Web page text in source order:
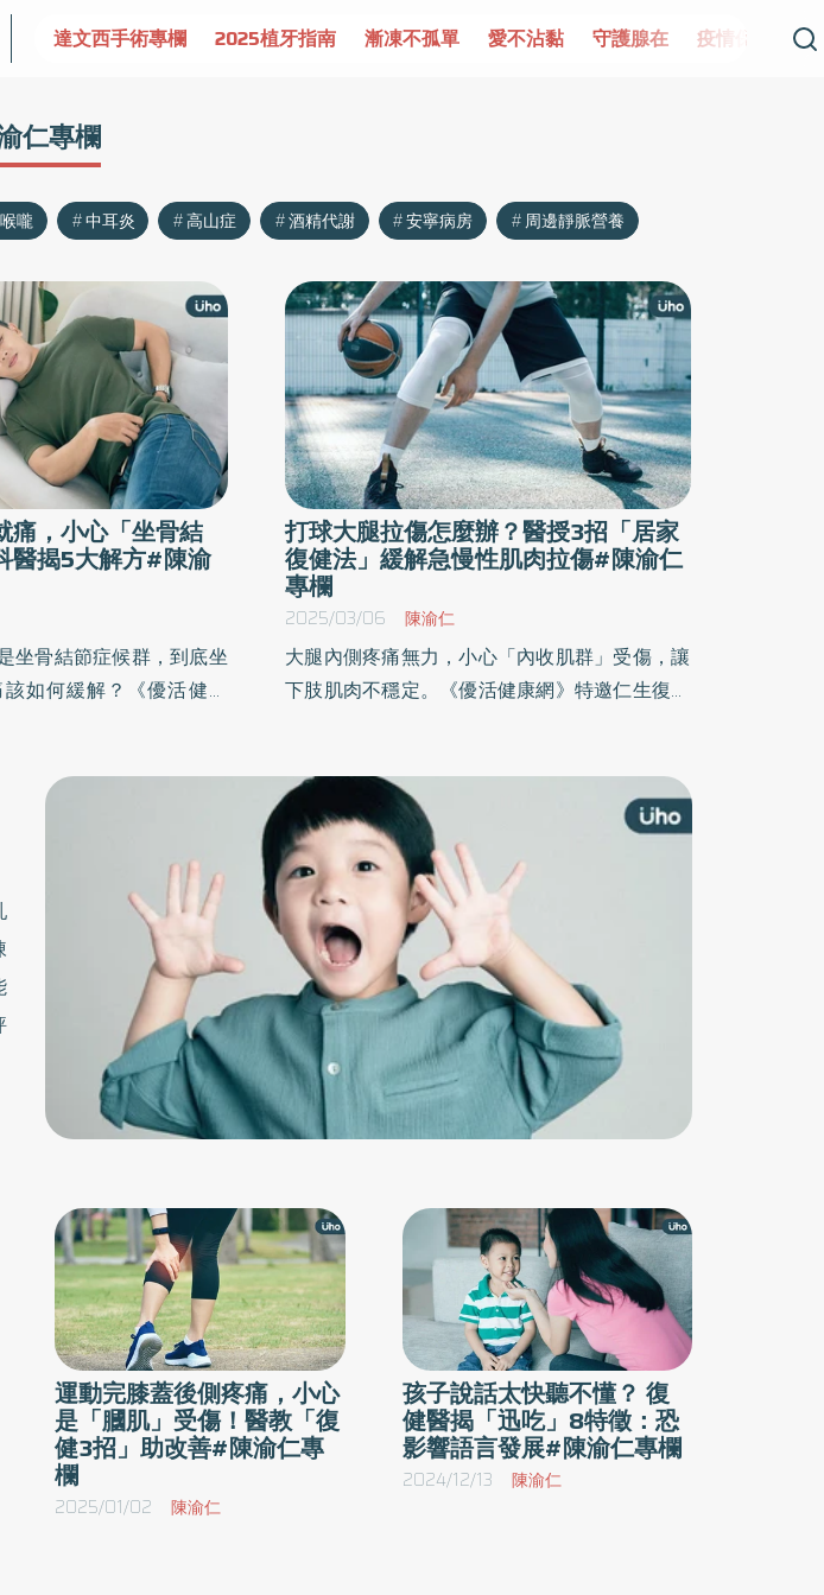
達文西手術專欄 2025植牙指南 漸凍不孤單 愛不沾黏 守護腺在 疫情保衛戰
仁專欄
嚨 中耳炎 高山症 酒精代謝 安寧病房 周邊靜脈營養
痛，小心「坐骨結
醫揭5大解方#陳渝
坐骨結節症候群，到底坐
如何緩解？《優活健康
壓力落在坐骨結節的滑囊
傳到大腿，5種治療方式
打球大腿拉傷怎麼辦？醫授3招「居家
復健法」緩解急慢性肌肉拉傷#陳渝仁
專欄
2025/03/06 陳渝仁
大腿內側疼痛無力，小心「內收肌群」受傷，讓
下肢肌肉不穩定。《優活健康網》特邀仁生復建
常見因為球類運動需要短距離衝刺而拉傷、撕裂
傷，造成疼痛與肌力下降，並提供3種復健運動
幫助舒緩。
運動完膝蓋後側疼痛，小心
是「膕肌」受傷！醫教「復
健3招」助改善#陳渝仁專
欄
2025/01/02 陳渝仁
孩子說話太快聽不懂？ 復
健醫揭「迅吃」8特徵：恐
影響語言發展#陳渝仁專欄
2024/12/13 陳渝仁